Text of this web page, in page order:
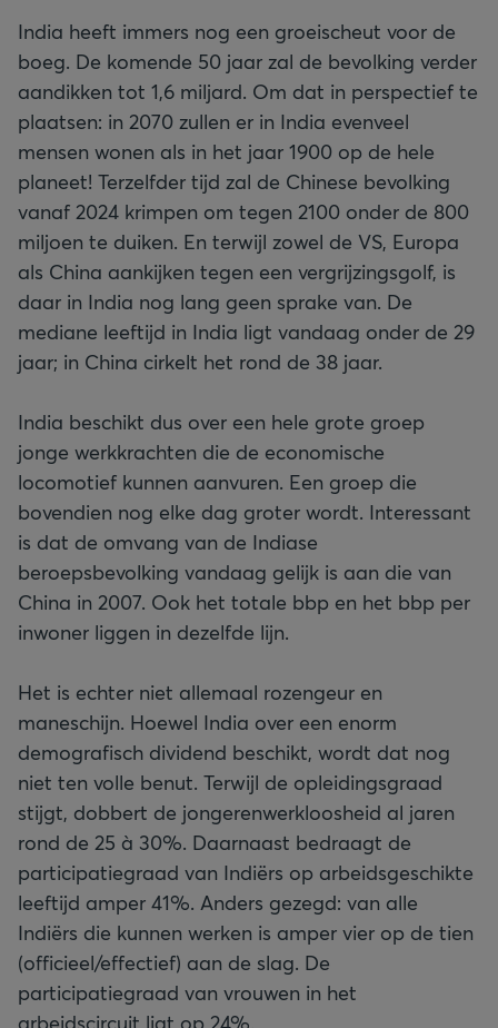
India heeft immers nog een groeischeut voor de
boeg. De komende 50 jaar zal de bevolking verder
aandikken tot 1,6 miljard. Om dat in perspectief te
plaatsen: in 2070 zullen er in India evenveel
mensen wonen als in het jaar 1900 op de hele
planeet! Terzelfder tijd zal de Chinese bevolking
vanaf 2024 krimpen om tegen 2100 onder de 800
miljoen te duiken. En terwijl zowel de VS, Europa
als China aankijken tegen een vergrijzingsgolf, is
daar in India nog lang geen sprake van. De
mediane leeftijd in India ligt vandaag onder de 29
jaar; in China cirkelt het rond de 38 jaar.
India beschikt dus over een hele grote groep
jonge werkkrachten die de economische
locomotief kunnen aanvuren. Een groep die
bovendien nog elke dag groter wordt. Interessant
is dat de omvang van de Indiase
beroepsbevolking vandaag gelijk is aan die van
China in 2007. Ook het totale bbp en het bbp per
inwoner liggen in dezelfde lijn.
Het is echter niet allemaal rozengeur en
maneschijn. Hoewel India over een enorm
demografisch dividend beschikt, wordt dat nog
niet ten volle benut. Terwijl de opleidingsgraad
stijgt, dobbert de jongerenwerkloosheid al jaren
rond de 25 à 30%. Daarnaast bedraagt de
participatiegraad van Indiërs op arbeidsgeschikte
leeftijd amper 41%. Anders gezegd: van alle
Indiërs die kunnen werken is amper vier op de tien
(officieel/effectief) aan de slag. De
participatiegraad van vrouwen in het
arbeidscircuit ligt op 24%.